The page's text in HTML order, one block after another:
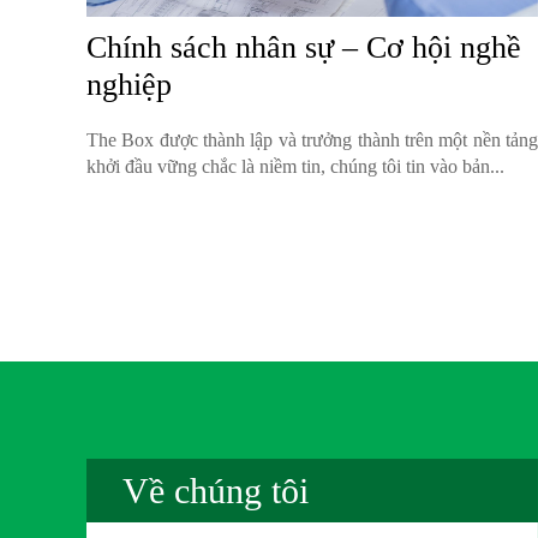
Chính sách nhân sự – Cơ hội nghề
nghiệp
The Box được thành lập và trưởng thành trên một nền tảng
khởi đầu vững chắc là niềm tin, chúng tôi tin vào bản...
Về chúng tôi